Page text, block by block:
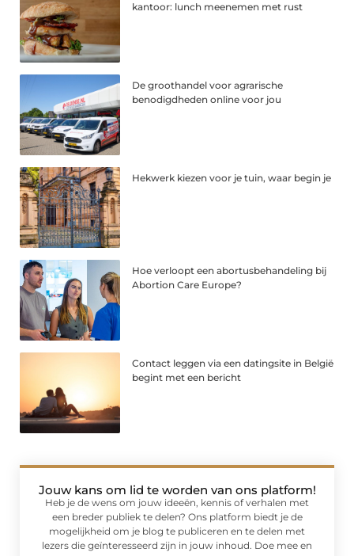
kantoor: lunch meenemen met rust
De groothandel voor agrarische
benodigdheden online voor jou
Hekwerk kiezen voor je tuin, waar begin je
Hoe verloopt een abortusbehandeling bij
Abortion Care Europe?
Contact leggen via een datingsite in België
begint met een bericht
Jouw kans om lid te worden van ons platform!
Heb je de wens om jouw ideeën, kennis of verhalen met
een breder publiek te delen? Ons platform biedt je de
mogelijkheid om je blog te publiceren en te delen met
lezers die geïnteresseerd zijn in jouw inhoud. Doe mee en